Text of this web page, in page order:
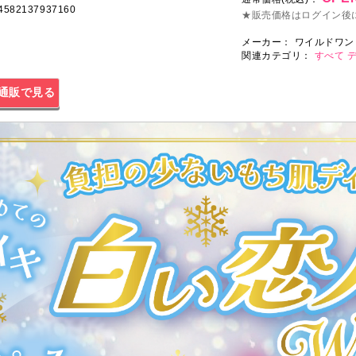
★販売価格はログイン後
メーカー：
ワイルドワン
関連カテゴリ： すべて
販で見る